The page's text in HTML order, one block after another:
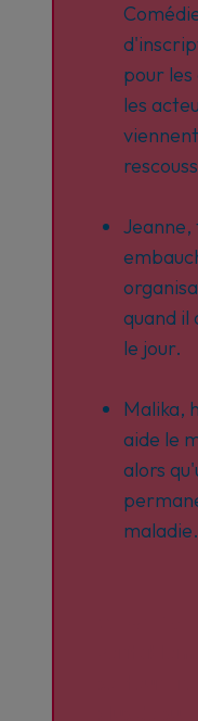
pour
les
Jeanne,
quand il
le jour.
Malika,
aide le
alors
maladie.